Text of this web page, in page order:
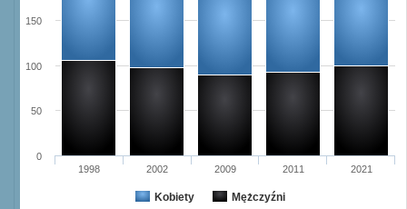
Kobiety Mężczyźni
1998 2002 2009 2011 2021
0
50
100
150